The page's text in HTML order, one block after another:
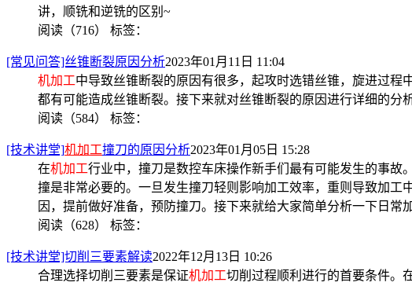
讲，顺铣和逆铣的区别~
阅读（716） 标签：
[常见问答]丝锥断裂原因分析2023年01月11日 11:04
机加工中导致丝锥断裂的原因有很多，起攻时选错丝锥，旋进过程
都有可能造成丝锥断裂。接下来就对丝锥断裂的原因进行详细的分析
阅读（584） 标签：
[技术讲堂]机加工撞刀的原因分析2023年01月05日 15:28
在机加工行业中，撞刀是数控车床操作新手们最有可能发生的事
撞是非常必要的。一旦发生撞刀轻则影响加工效率，重则导致加
因，提前做好准备，预防撞刀。接下来就给大家简单分析一下日常
阅读（628） 标签：
[技术讲堂]切削三要素解读2022年12月13日 10:26
合理选择切削三要素是保证机加工切削过程顺利进行的首要条件。